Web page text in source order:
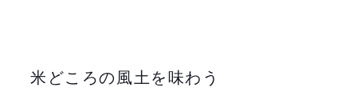
米どころの風土を味わう